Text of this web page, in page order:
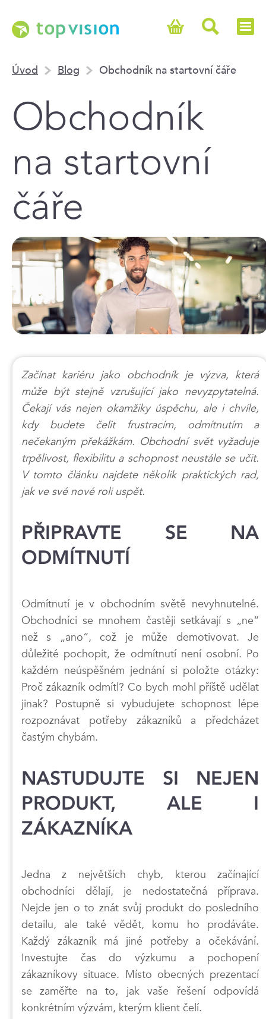
Úvod Blog Obchodník na startovní čáře
Obchodník
na startovní
čáře
Začínat kariéru jako obchodník je výzva, která
může být stejně vzrušující jako nevyzpytatelná.
Čekají vás nejen okamžiky úspěchu, ale i chvíle,
kdy budete čelit frustracím, odmítnutím a
nečekaným překážkám. Obchodní svět vyžaduje
trpělivost, flexibilitu a schopnost neustále se učit.
V tomto článku najdete několik praktických rad,
jak ve své nové roli uspět.
PŘIPRAVTE SE NA
ODMÍTNUTÍ
Odmítnutí je v obchodním světě nevyhnutelné.
Obchodníci se mnohem častěji setkávají s „ne“
než s „ano“, což je může demotivovat. Je
důležité pochopit, že odmítnutí není osobní. Po
každém neúspěšném jednání si položte otázky:
Proč zákazník odmítl? Co bych mohl příště udělat
jinak? Postupně si vybudujete schopnost lépe
rozpoznávat potřeby zákazníků a předcházet
častým chybám.
NASTUDUJTE SI NEJEN
PRODUKT, ALE I
ZÁKAZNÍKA
Jedna z největších chyb, kterou začínající
obchodníci dělají, je nedostatečná příprava.
Nejde jen o to znát svůj produkt do posledního
detailu, ale také vědět, komu ho prodáváte.
Každý zákazník má jiné potřeby a očekávání.
Investujte čas do výzkumu a pochopení
zákazníkovy situace. Místo obecných prezentací
se zaměřte na to, jak vaše řešení odpovídá
konkrétním výzvám, kterým klient čelí.